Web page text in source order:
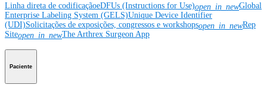
Linha direta de codificaçãoeDFUs (Instructions for Use)open_in_newGlobal
Enterprise Labeling System (GELS)Unique Device Identifier
(UDI)Solicitações de exposições, congressos e workshopsopen_in_newRep
Siteopen_in_newThe Arthrex Surgeon App
Paciente